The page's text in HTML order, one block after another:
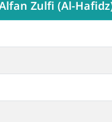
Zulfi (Al-